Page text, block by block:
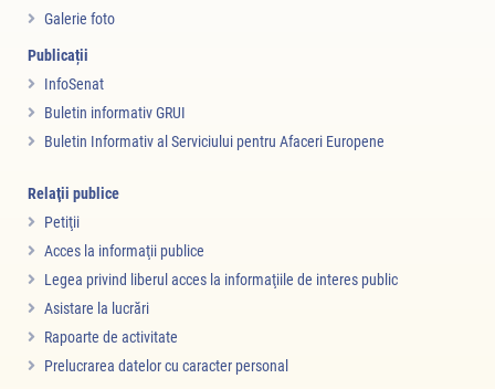
Galerie foto
Publicații
InfoSenat
Buletin informativ GRUI
Buletin Informativ al Serviciului pentru Afaceri Europene
Relaţii publice
Petiţii
Acces la informaţii publice
Legea privind liberul acces la informaţiile de interes public
Asistare la lucrări
Rapoarte de activitate
Prelucrarea datelor cu caracter personal